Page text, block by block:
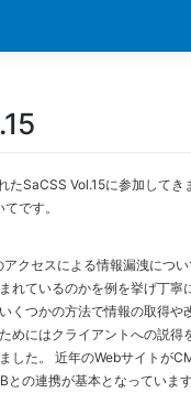
たSaCSS Vol.15に参加してき
です。
クセスによる情報漏洩につ
れているのかを例を挙げ丁寧
くつかの方法で情報の取得や
めにはクライアントへの説得
した。 近年のWebサイトが
との連携が基本となっていま